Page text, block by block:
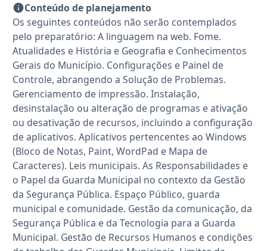
Conteúdo de planejamento
Os seguintes conteúdos não serão contemplados
pelo preparatório: A linguagem na web. Fome.
Atualidades e História e Geografia e Conhecimentos
Gerais do Município. Configurações e Painel de
Controle, abrangendo a Solução de Problemas.
Gerenciamento de impressão. Instalação,
desinstalação ou alteração de programas e ativação
ou desativação de recursos, incluindo a configuração
de aplicativos. Aplicativos pertencentes ao Windows
(Bloco de Notas, Paint, WordPad e Mapa de
Caracteres). Leis municipais. As Responsabilidades e
o Papel da Guarda Municipal no contexto da Gestão
da Segurança Pública. Espaço Público, guarda
municipal e comunidade. Gestão da comunicação, da
Segurança Pública e da Tecnologia para a Guarda
Municipal. Gestão de Recursos Humanos e condições